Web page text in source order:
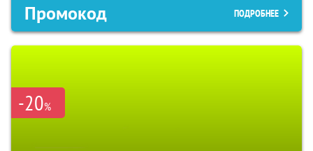
Промокод ПОДРОБНЕЕ
-20%